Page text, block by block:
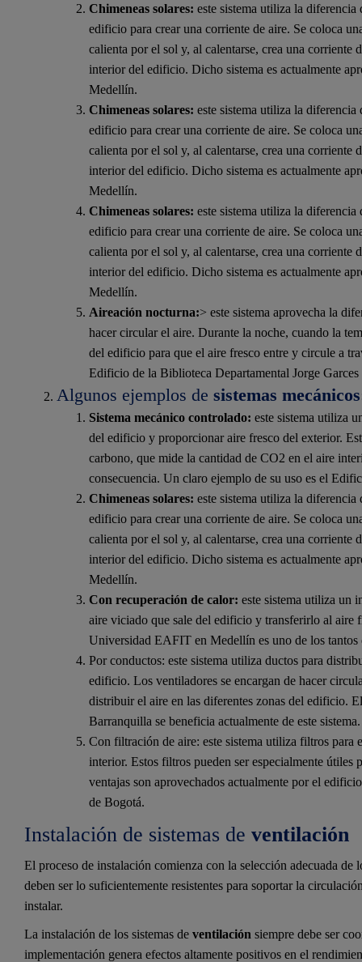
Chimeneas solares: este sistema utiliza la
edificio para crear una corriente de aire. Se coloca
calienta por el sol y, al calentarse, crea una corriente
interior del edificio. Dicho sistema es actualmente
Medellín.
Chimeneas solares: este sistema utiliza la
edificio para crear una corriente de aire. Se coloca
calienta por el sol y, al calentarse, crea una corriente
interior del edificio. Dicho sistema es actualmente
Medellín.
Chimeneas solares: este sistema utiliza la
edificio para crear una corriente de aire. Se coloca
calienta por el sol y, al calentarse, crea una corriente
interior del edificio. Dicho sistema es actualmente
Medellín.
Aireación nocturna:> este sistema aprovecha la
hacer circular el aire. Durante la noche, cuando la
del edificio para que el aire fresco entre y circule a
Edificio de la Biblioteca Departamental Jorge
Algunos ejemplos desistemas
Sistema mecánico controlado: este sistema utiliza
del edificio y proporcionar aire fresco del exterior.
carbono, que mide la cantidad de CO2 en el aire
consecuencia. Un claro ejemplo de su uso es el
Chimeneas solares: este sistema utiliza la
edificio para crear una corriente de aire. Se coloca
calienta por el sol y, al calentarse, crea una corriente
interior del edificio. Dicho sistema es actualmente
Medellín.
Con recuperación de calor: este sistema utiliza un
aire viciado que sale del edificio y transferirlo al aire
Universidad EAFIT en Medellín es uno de los
Por conductos: este sistema utiliza ductos para
edificio. Los ventiladores se encargan de hacer
distribuir el aire en las diferentes zonas del edificio.
Barranquilla se beneficia actualmente de este sistema.
Con filtración de aire: este sistema utiliza filtros para
interior. Estos filtros pueden ser especialmente útiles
ventajas son aprovechados actualmente por el
de Bogotá.
Instalación de sistemas deventilación
El proceso de instalación comienza con la selección adecuada
deben ser lo suficientemente resistentes para soportar la
instalar.
La instalación de los sistemas deventilación siempre debe ser
implementación genera efectos altamente positivos en el